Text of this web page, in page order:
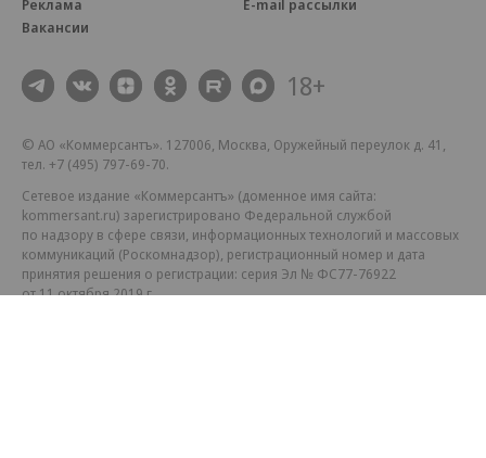
Реклама
Вакансии
E-mail рассылки
18+
© АО «Коммерсантъ». 127006, Москва, Оружейный переулок д. 41,
тел. +7 (495) 797-69-70.
Сетевое издание «Коммерсантъ» (доменное имя сайта:
kommersant.ru) зарегистрировано Федеральной службой
по надзору в сфере связи, информационных технологий и массовых
коммуникаций (Роскомнадзор), регистрационный номер и дата
принятия решения о регистрации: серия Эл № ФС77-76922
от 11 октября 2019 г.